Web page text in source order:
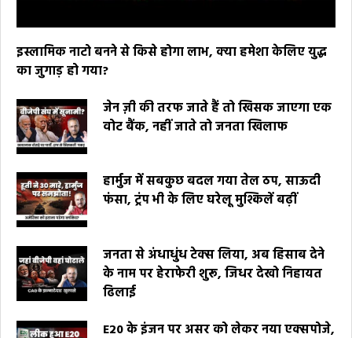
इस्लामिक नाटो बनने से किसे होगा लाभ, क्या हमेशा केलिए युद्ध
का जुगाड़ हो गया?
जेन ज़ी की तरफ जाते हैं तो खिसक जाएगा एक
वोट बैंक, नहीं जाते तो जनता खिलाफ
हार्मुज में सबकुछ बदल गया तेल ठप, साऊदी
फंसा, ट्रंप भी के लिए घरेलू मुश्किलें बढ़ीं
जनता से अंधाधुंध टेक्स लिया, अब हिसाब देने
के नाम पर हेराफेरी शुरू, जिधर देखो निहायत
ढिलाई
E20 के इंजन पर असर को लेकर नया एक्सपोजे,